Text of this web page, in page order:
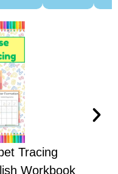
Tracing
Workbook